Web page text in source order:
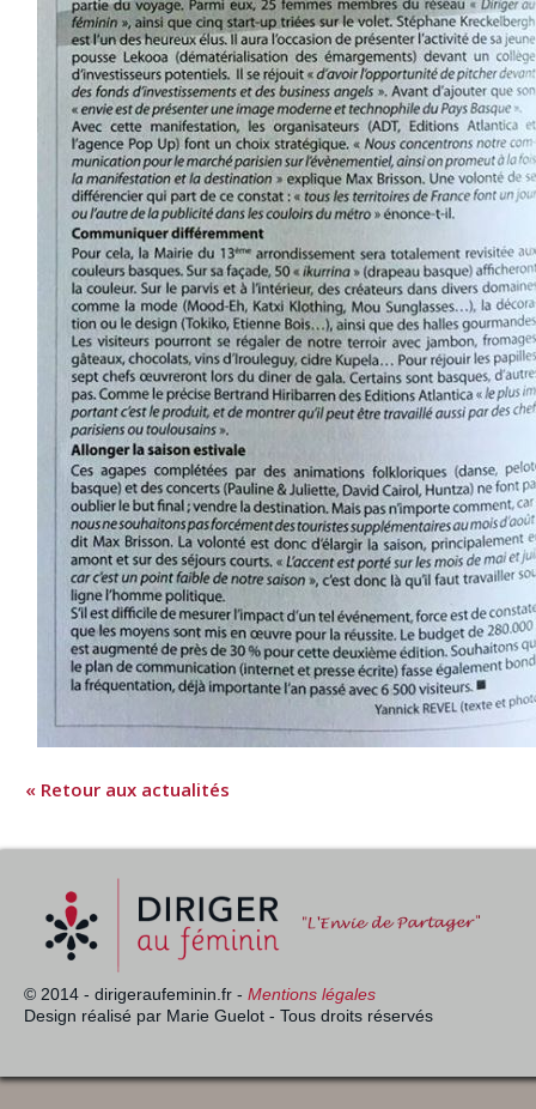
« Retour aux actualités
© 2014 - dirigeraufeminin.fr - Mentions légales
Design réalisé par Marie Guelot - Tous droits réservés